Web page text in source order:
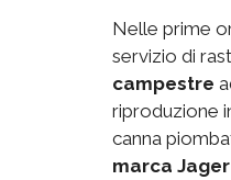
Nelle prime
servizio di
campestre
riproduzione
canna
marca Jager